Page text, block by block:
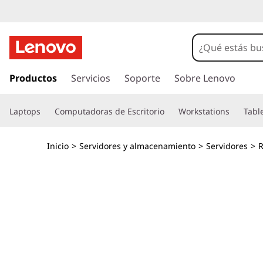
r
c
Productos Servicios Soporte Sobre Lenovo
Laptops Computadoras de Escritorio Workstations
Inicio > Servidores y almacenamiento > Servidores >